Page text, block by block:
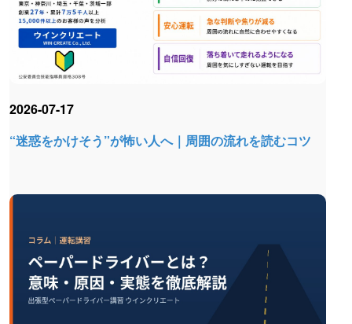
“迷惑をかけそう”が怖い人へ｜周囲の流れを読むコツ
2026-07-17